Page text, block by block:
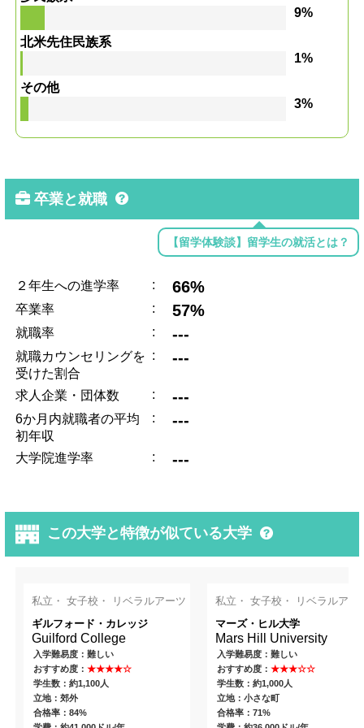
9%
北米先住民族系
1%
その他
3%
卒業と就職
【留学体験談】留学生の就活とは？
２年生への進学率 : 66%
卒業率 : 57%
就職率 : ---
就職カウンセリングを
受けた割合
: ---
求人企業・団体数 : ---
6か月内就職者の平均
初年収
: ---
大学院進学率 : ---
この大学と特徴が似ている大学
私立・ 女子校・ リベラルアーツ
ギルフォード・カレッジ
Guilford College
入学難易度：難しい
おすすめ度：★★★★☆
学生数：約1,100人
立地：郊外
合格率：84%
私立・ 女子校・ リベラルアー
マーズ・ヒル大学
Mars Hill University
入学難易度：難しい
おすすめ度： ★★★☆☆
学生数：約1,000人
立地：小さな町
合格率：71%